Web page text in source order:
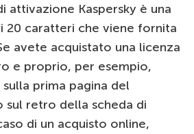
attivazione Kaspersky è una
20 caratteri che viene fornita
avete acquistato una licenza
e proprio, per esempio,
prima pagina del
sul retro della scheda di
di un acquisto online,